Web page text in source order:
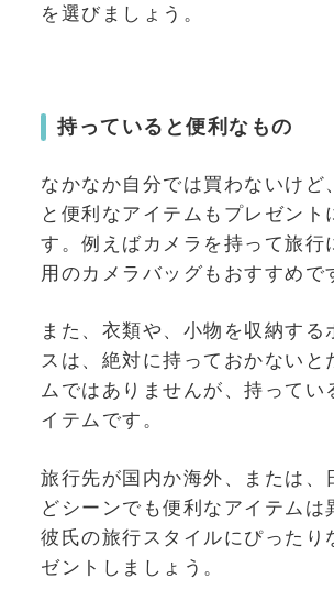
を選びましょう。
持っていると便利なもの
なかなか自分では買わないけど
と便利なアイテムもプレゼント
す。例えばカメラを持って旅行
用のカメラバッグもおすすめで
また、衣類や、小物を収納する
スは、絶対に持っておかないと
ムではありませんが、持ってい
イテムです。
旅行先が国内か海外、または、
どシーンでも便利なアイテムは
彼氏の旅行スタイルにぴったり
ゼントしましょう。